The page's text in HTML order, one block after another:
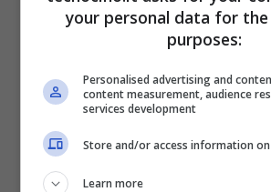
your personal data for
purposes:
Personalised advertising and
content measurement, audience
services development
Store and/or access information on
Learn more